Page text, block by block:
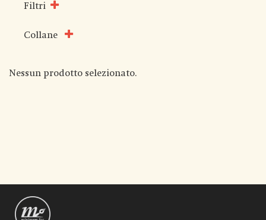
Filtri
Collane
Nessun prodotto selezionato.